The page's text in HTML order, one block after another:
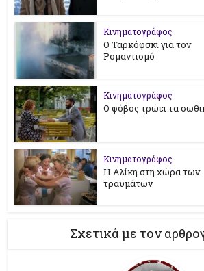
Κινηματογράφος
Ο Ταρκόφσκι για τον
Ρομαντισμό
Κινηματογράφος
Ο φόβος τρώει τα
Κινηματογράφος
Η Αλίκη στη χώρα των
τραυμάτων
Σχετικά με τον